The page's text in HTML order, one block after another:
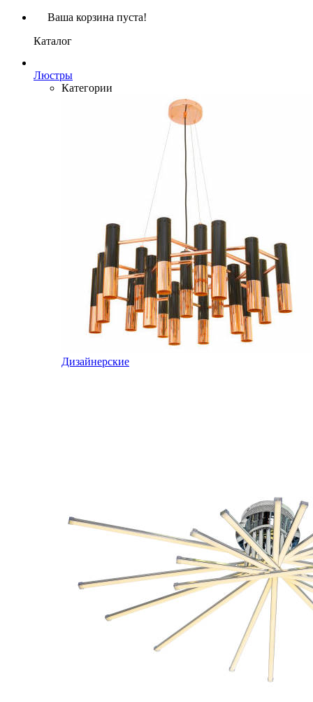
Ваша корзина пуста!
Каталог
Люстры
Категории
Дизайнерские